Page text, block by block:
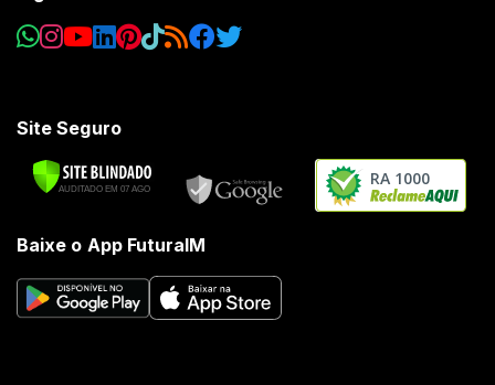
Site Seguro
RA 1000
Baixe o App FuturaIM